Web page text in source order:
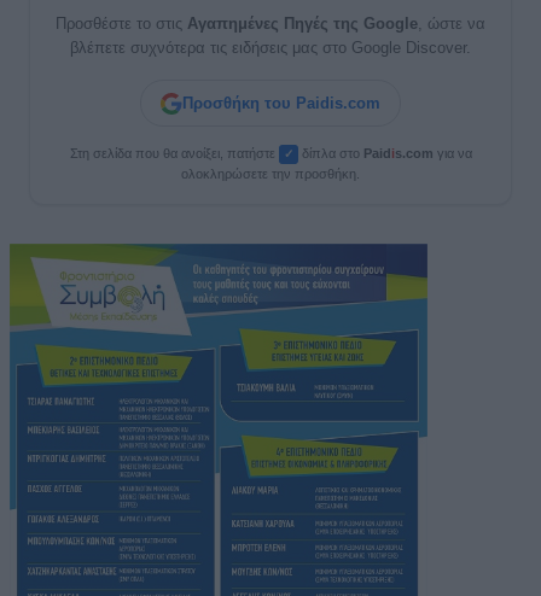
Προσθέστε το στις Αγαπημένες Πηγές της Google, ώστε να
βλέπετε συχνότερα τις ειδήσεις μας στο Google Discover.
Προσθήκη του Paidis.com
Στη σελίδα που θα ανοίξει, πατήστε ✓ δίπλα στο Paidis.com για να
ολοκληρώσετε την προσθήκη.